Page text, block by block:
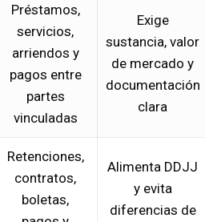
Préstamos,
servicios,
arriendos y
pagos entre
partes
vinculadas
Exige
sustancia, valor
de mercado y
documentación
clara
Retenciones,
contratos,
boletas,
Alimenta DDJJ
y evita
diferencias de